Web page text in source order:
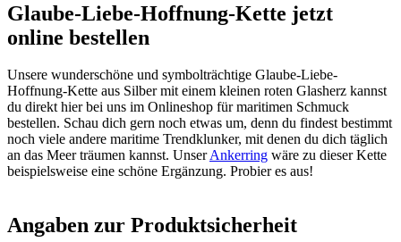
Glaube-Liebe-Hoffnung-Kette jetzt
online bestellen
Unsere wunderschöne und symbolträchtige Glaube-Liebe-
Hoffnung-Kette aus Silber mit einem kleinen roten Glasherz kannst
du direkt hier bei uns im Onlineshop für maritimen Schmuck
bestellen. Schau dich gern noch etwas um, denn du findest bestimmt
noch viele andere maritime Trendklunker, mit denen du dich täglich
an das Meer träumen kannst. UnserAnkerring wäre zu dieser Kette
beispielsweise eine schöne Ergänzung. Probier es aus!
Angaben zur Produktsicherheit